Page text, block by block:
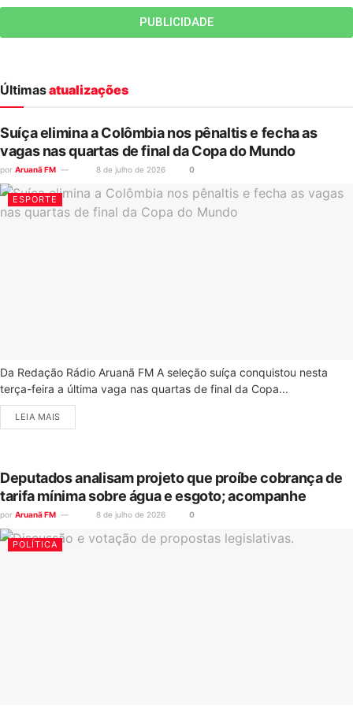
PUBLICIDADE
Últimasatualizações
Suíça elimina a Colômbia nos pênaltis e fecha as
vagas nas quartas de final da Copa do Mundo
por Aruanã FM 8 de julho de 2026 0
ESPORTE
Da Redação Rádio Aruanã FM A seleção suíça conquistou nesta
terça-feira a última vaga nas quartas de final da Copa...
LEIA MAIS
Deputados analisam projeto que proíbe cobrança de
tarifa mínima sobre água e esgoto; acompanhe
por Aruanã FM 8 de julho de 2026 0
POLÍTICA